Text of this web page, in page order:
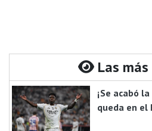
Las
¡Se acabó
queda en el